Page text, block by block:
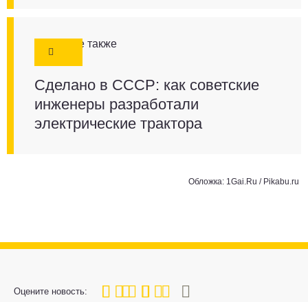
Смотрите также
Сделано в СССР: как советские
инженеры разработали
электрические трактора
Обложка: 1Gai.Ru / Pikabu.ru
Оцените новость:
80
1 3 4 5